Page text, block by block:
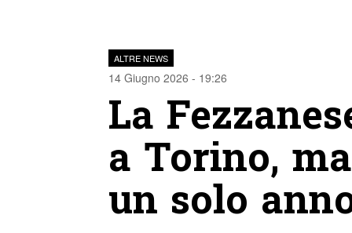
ALTRE NEWS
14 Giugno 2026 - 19:26
La
a Torino,
un solo